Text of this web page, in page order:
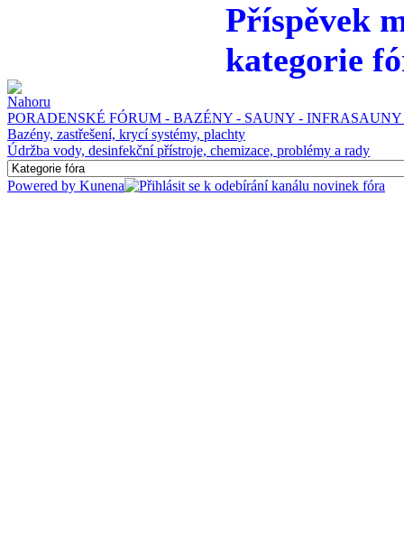
Příspěvek
kategorie
PORADENSKÉ FÓRUM - BAZÉNY - SAUNY -
Bazény, zastřešení, krycí systémy, plachty
Údržba vody, desinfekční přístroje, chemizace, problémy a rady
Powered by Kunena